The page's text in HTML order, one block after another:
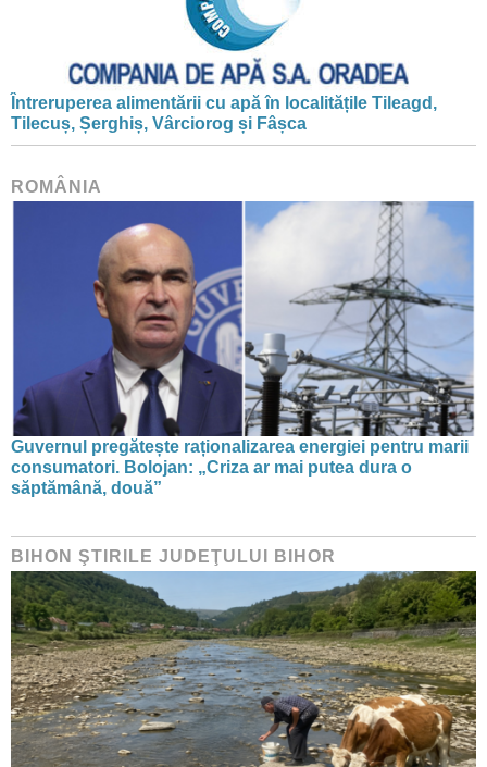
Întreruperea alimentării cu apă în localitățile Tileagd,
Tilecuș, Șerghiș, Vârciorog și Fâșca
ROMÂNIA
Guvernul pregătește raționalizarea energiei pentru marii
consumatori. Bolojan: „Criza ar mai putea dura o
săptămână, două”
BIHON ŞTIRILE JUDEŢULUI BIHOR